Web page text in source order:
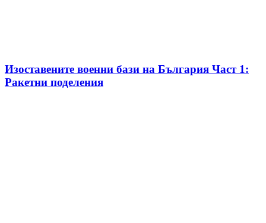
Изоставените военни бази на България Част 1:
Ракетни поделения